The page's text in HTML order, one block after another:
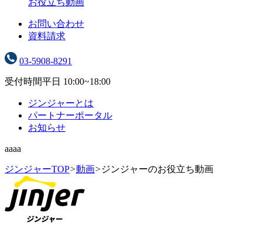
お問い合わせ
資料請求
03-5908-8291
受付時間平日 10:00~18:00
ジンジャーとは
パートナーポータル
お知らせ
aaaa
ジンジャーTOP>動画>ジンジャーのお役立ち動画